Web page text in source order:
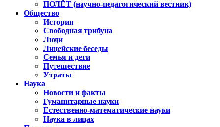
ПОЛЁТ (научно-педагогический вестник)
Общество
История
Свободная трибуна
Люди
Лицейские беседы
Семья и дети
Путешествие
Утраты
Наука
Новости и факты
Гуманитарные науки
Естественно-математические науки
Наука в лицах